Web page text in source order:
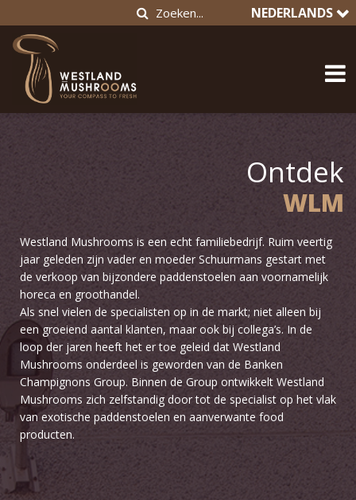
NEDERLANDS
Ontdek
WLM
Westland Mushrooms is een echt familiebedrijf. Ruim veertig
jaar geleden zijn vader en moeder Schuurmans gestart met
de verkoop van bijzondere paddenstoelen aan voornamelijk
horeca en groothandel.
Als snel vielen de specialisten op in de markt; niet alleen bij
een groeiend aantal klanten, maar ook bij collega’s. In de
loop der jaren heeft het er toe geleid dat Westland
Mushrooms onderdeel is geworden van de Banken
Champignons Group. Binnen de Group ontwikkelt Westland
Mushrooms zich zelfstandig door tot de specialist op het vlak
van exotische paddenstoelen en aanverwante food
producten.